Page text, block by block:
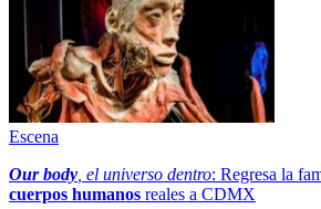
Escena
Our body , el universo dentro: Regresa la
cuerpos humanos reales a CDMX